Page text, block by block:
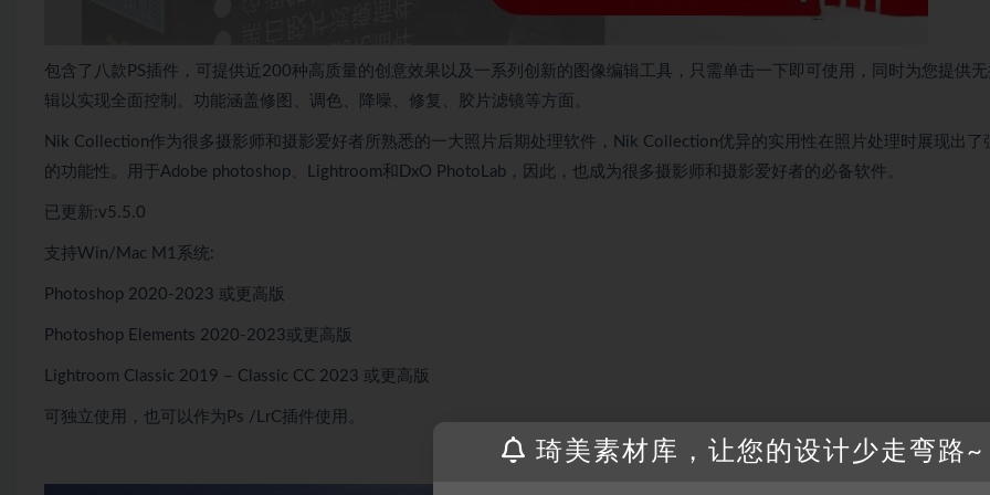
包含了八款PS插件，可提供近200种高质量的创意效果以及一系列创新的图像编辑工具，只需单击一下即可使用，同时为您提供无
辑以实现全面控制。功能涵盖修图、调色、降噪、修复、胶片滤镜等方面。
Nik Collection作为很多摄影师和摄影爱好者所熟悉的一大照片后期处理软件，Nik Collection优异的实用性在照片处理时展现出了
的功能性。用于Adobe photoshop、Lightroom和DxO PhotoLab，因此，也成为很多摄影师和摄影爱好者的必备软件。
已更新:v5.5.0
支持Win/Mac M1系统:
Photoshop 2020-2023 或更高版
Photoshop Elements 2020-2023或更高版
Lightroom Classic 2019 – Classic CC 2023 或更高版
可独立使用，也可以作为Ps /LrC插件使用。
琦美素材库，让您的设计少走弯路~